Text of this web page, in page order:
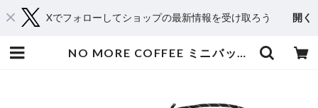
Xでフォローしてショップの最新情報を受け取ろう 開く
NO MORE COFFEE ミニバッグ | EXPACT｜Raise Your Flag. Make an Impact.